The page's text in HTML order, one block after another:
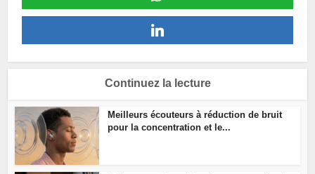
Continuez la lecture
Meilleurs écouteurs à réduction de bruit
pour la concentration et le...